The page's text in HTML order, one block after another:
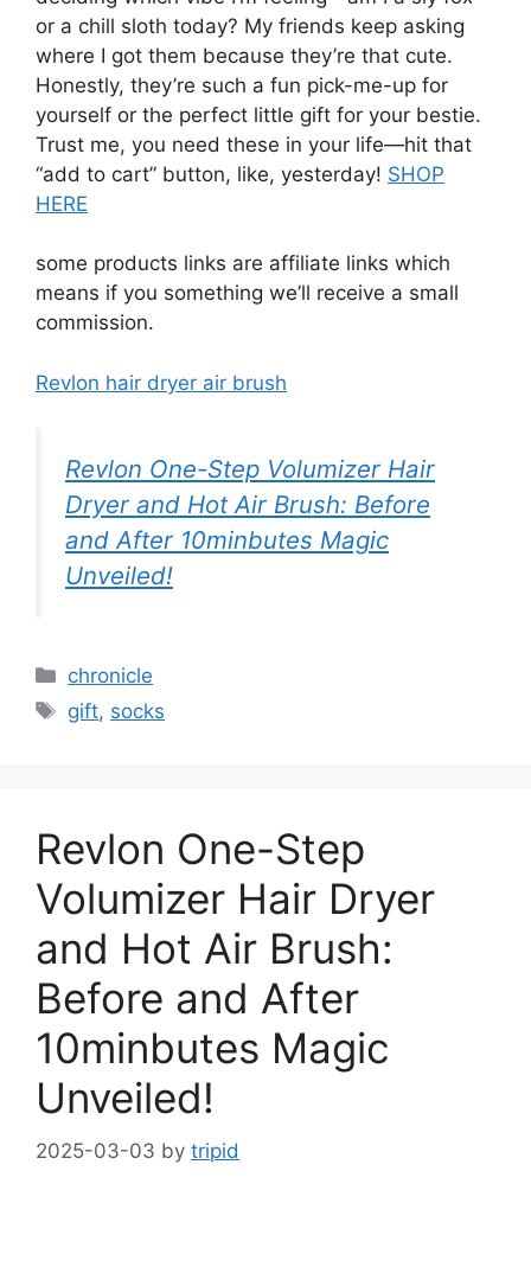
or a chill sloth today? My friends keep asking
where I got them because they’re that cute.
Honestly, they’re such a fun pick-me-up for
yourself or the perfect little gift for your bestie.
Trust me, you need these in your life—hit that
“add to cart” button, like, yesterday! SHOP
HERE
some products links are affiliate links which
means if you something we’ll receive a small
commission.
Revlon hair dryer air brush
Revlon One-Step Volumizer Hair
Dryer and Hot Air Brush: Before
and After 10minbutes Magic
Unveiled!
Categories
chronicle
Tags
gift, socks
Revlon One-Step
Volumizer Hair Dryer
and Hot Air Brush:
Before and After
10minbutes Magic
Unveiled!
2025-03-03 by tripid